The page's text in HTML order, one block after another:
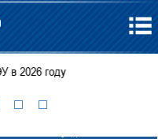
по вопросам